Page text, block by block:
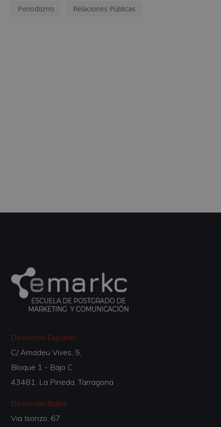
Periodismo Relaciones Públicas
Dirección España:
C/ Amadeu Vives, 5,
Bloque 1 - Bajo C
43481, La Pineda, Tarragona
Dirección Italia:
Via Isonzo, 67